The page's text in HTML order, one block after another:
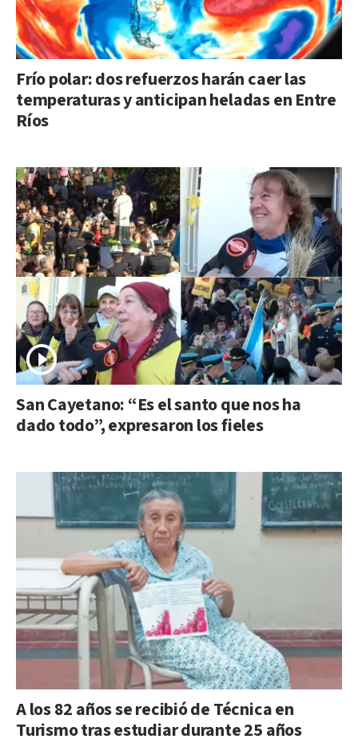
Frío polar: dos refuerzos harán caer las
temperaturas y anticipan heladas en Entre
Ríos
San Cayetano: “Es el santo que nos ha
dado todo”, expresaron los fieles
A los 82 años se recibió de Técnica en
Turismo tras estudiar durante 25 años